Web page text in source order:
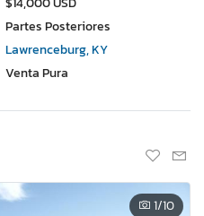
Partes Posteriores
Lawrenceburg, KY
Venta Pura
1/10